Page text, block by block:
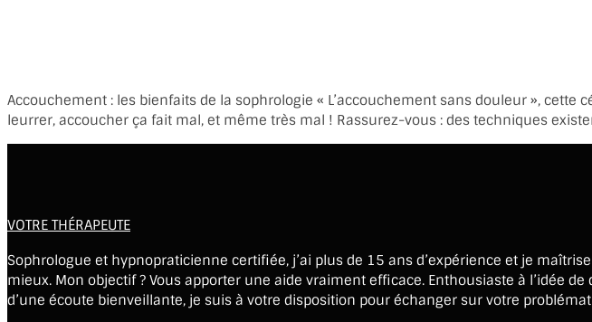
Accouchement : les bienfaits de la sophrologie « L’accouchement sans douleur »,
leurrer, accoucher ça fait mal, et même très mal ! Rassurez-vous : des techniques
VOTRE THÉRAPEUTE
Sophrologue et hypnopraticienne certifiée, j’ai plus de 15 ans d’expérience et je
mieux. Mon objectif ? Vous apporter une aide vraiment efficace. Enthousiaste à l’idée
d’une écoute bienveillante, je suis à votre disposition pour échanger sur votre